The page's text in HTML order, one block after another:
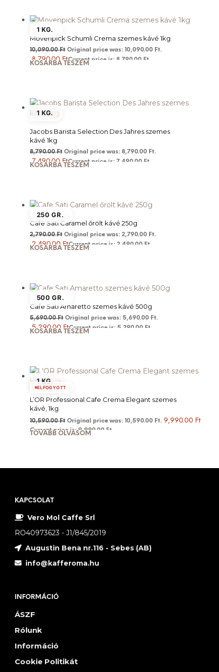
1 KG.
Movenpick Schumli Crema szemes kávé 1kg
10,090.00Ft Original price was: 10,090.00 Ft.
8,790.00 FtCurrent price is: 8,790.00 Ft.
KOSÁRBA TESZEM
1 KG.
Jacobs Barista Selection Des Jahres szemes
kávé 1kg
8,790.00Ft Original price was: 8,790.00 Ft.
7,490.00 FtCurrent price is: 7,490.00 Ft.
KOSÁRBA TESZEM
250 GR.
Cafe Sati Caramel őrölt kávé 250g
2,790.00Ft Original price was: 2,790.00 Ft.
2,490.00 FtCurrent price is: 2,490.00 Ft.
KOSÁRBA TESZEM
500 GR.
Cafe Sati Amaretto szemes kávé 500g
5,690.00Ft Original price was: 5,690.00 Ft.
5,290.00 FtCurrent price is: 5,290.00 Ft.
KOSÁRBA TESZEM
1 KG.
ELFOGYOTT
L’OR Professional Cafe Crema Elegant szemes
kávé, 1kg
10,590.00Ft Original price was: 10,590.00 Ft. 9,990.00 Ft
Current price is: 9,990.00 Ft.
TOVÁBB OLVASOM
KAPCSOLAT
Vero Mol Caffe Srl
RO40973623 - J1/845/2019
Augustin Bena nr.116 - Sebes (AB)
info@kafferoma.hu
INFORMÁCIÓ
ÁSZF
Rólunk
Információ
Cookie Politikát